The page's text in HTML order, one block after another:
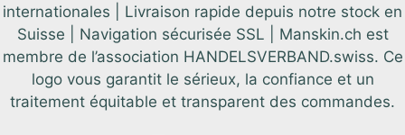
internationales | Livraison rapide depuis notre stock en
Suisse | Navigation sécurisée SSL | Manskin.ch est
membre de l’association HANDELSVERBAND.swiss. Ce
logo vous garantit le sérieux, la confiance et un
traitement équitable et transparent des commandes.